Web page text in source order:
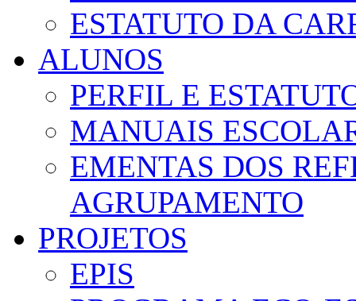
ESTATUTO DA
ALUNOS
PERFIL E
MANUAIS
EMENTAS DOS
AGRUPAMENTO
PROJETOS
EPIS